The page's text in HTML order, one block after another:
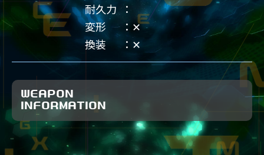
耐久力
変形
✕
換装
✕
WEAPON
INFORMATION